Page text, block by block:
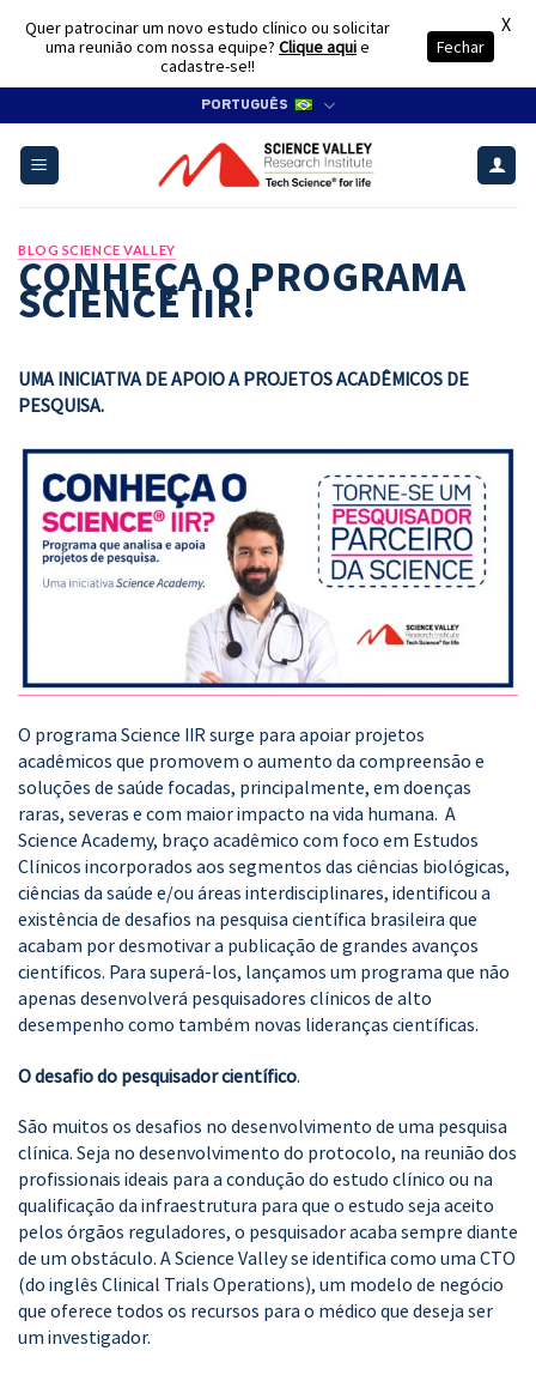
content
PORTUGUÊS
BLOG SCIENCE VALLEY
CONHEÇA O PROGRAMA
SCIENCE IIR!
UMA INICIATIVA DE APOIO A PROJETOS ACADÊMICOS DE
PESQUISA.
O programa Science IIR surge para apoiar projetos
acadêmicos que promovem o aumento da compreensão e
soluções de saúde focadas, principalmente, em doenças
raras, severas e com maior impacto na vida humana. A
Science Academy, braço acadêmico com foco em Estudos
Clínicos incorporados aos segmentos das ciências biológicas,
ciências da saúde e/ou áreas interdisciplinares, identificou a
existência de desafios na pesquisa científica brasileira que
acabam por desmotivar a publicação de grandes avanços
científicos. Para superá-los, lançamos um programa que não
apenas desenvolverá pesquisadores clínicos de alto
desempenho como também novas lideranças científicas.
O desafio do pesquisador científico.
São muitos os desafios no desenvolvimento de uma pesquisa
clínica. Seja no desenvolvimento do protocolo, na reunião dos
profissionais ideais para a condução do estudo clínico ou na
qualificação da infraestrutura para que o estudo seja aceito
pelos órgãos reguladores, o pesquisador acaba sempre diante
de um obstáculo. A Science Valley se identifica como uma CTO
(do inglês Clinical Trials Operations), um modelo de negócio
que oferece todos os recursos para o médico que deseja ser
um investigador.
Quer patrocinar um novo estudo clínico ou solicitar
uma reunião com nossa equipe? Clique aquie
cadastre-se!!
Fechar
X